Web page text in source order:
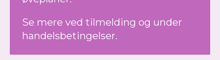
Se mere ved tilmelding og under
handelsbetingelser.